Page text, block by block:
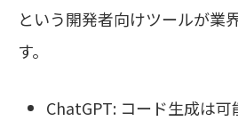
という開発者向けツールが業
す。
ChatGPT: コード生成は